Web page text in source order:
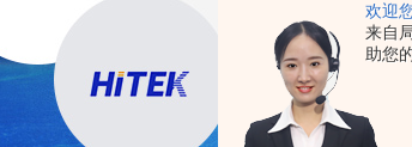
欢迎
来自
助您